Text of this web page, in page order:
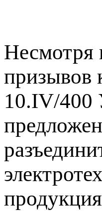
Несмотря
призывов
10.IV/400